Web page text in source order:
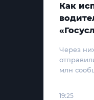
Как
Через
млн
19:25